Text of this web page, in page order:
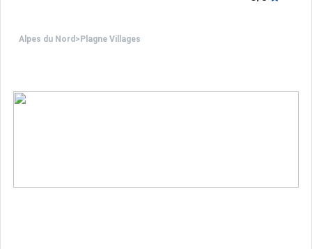
Alpes du Nord > Plagne Villages